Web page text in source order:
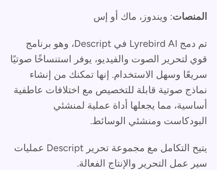
المنصات: ويندوز، ماك أو إس
تم دمج Lyrebird AI في Descript، وهو برنامج
قوي لتحرير الصوت والفيديو، يوفر استنساخًا صوتيًا
سريعًا وسهل الاستخدام. إنها تمكنك من إنشاء
نماذج صوتية قابلة للتخصيص مع اختلافات عاطفية
أساسية، مما يجعلها أداة عملية لمنشئي
البودكاست ومنشئي الوسائط.
يتيح التكامل مع مجموعة تحرير Descript عمليات
سير عمل التحرير والإنتاج الفعالة.